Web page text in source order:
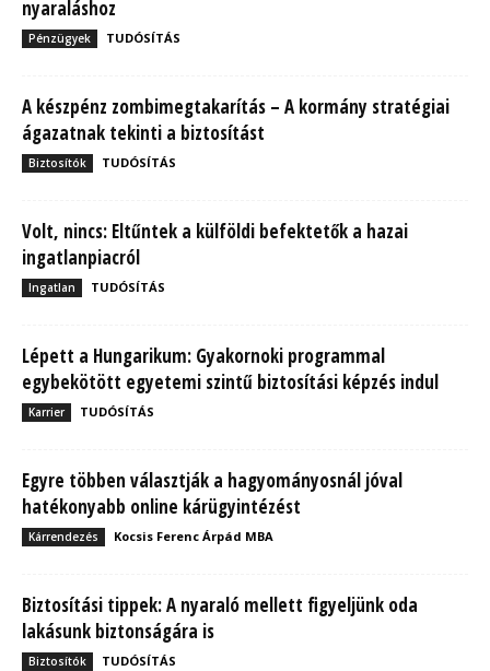
nyaraláshoz
Pénzügyek TUDÓSÍTÁS
A készpénz zombimegtakarítás – A kormány stratégiai
ágazatnak tekinti a biztosítást
Biztosítók TUDÓSÍTÁS
Volt, nincs: Eltűntek a külföldi befektetők a hazai
ingatlanpiacról
Ingatlan TUDÓSÍTÁS
Lépett a Hungarikum: Gyakornoki programmal
egybekötött egyetemi szintű biztosítási képzés indul
Karrier TUDÓSÍTÁS
Egyre többen választják a hagyományosnál jóval
hatékonyabb online kárügyintézést
Kárrendezés Kocsis Ferenc Árpád MBA
Biztosítási tippek: A nyaraló mellett figyeljünk oda
lakásunk biztonságára is
Biztosítók TUDÓSÍTÁS